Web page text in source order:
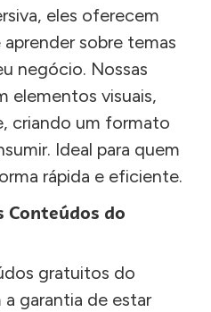
eles oferecem
sobre temas
negócio. Nossas
elementos visuais,
criando um formato
Ideal para quem
rápida e eficiente.
Conteúdos do
gratuitos do
garantia de estar